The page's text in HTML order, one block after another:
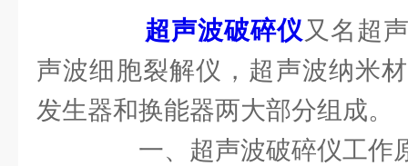
超声波破碎仪 又名超
声波细胞裂解仪，超声波纳米
发生器和换能器两大部分组成。
一、超声波破碎仪工作